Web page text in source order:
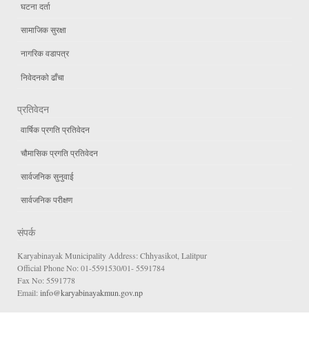
घटना दर्ता
सामाजिक सुरक्षा
नागरिक वडापत्र
निवेदनको ढाँचा
प्रतिवेदन
वार्षिक प्रगति प्रतिवेदन
चौमासिक प्रगति प्रतिवेदन
सार्वजनिक सुनुवाई
सार्वजनिक परीक्षण
संपर्क
Karyabinayak Municipality Address: Chhyasikot, Lalitpur
Official Phone No: 01-5591530/01- 5591784
Fax No: 5591778
Email: info@karyabinayakmun.gov.np